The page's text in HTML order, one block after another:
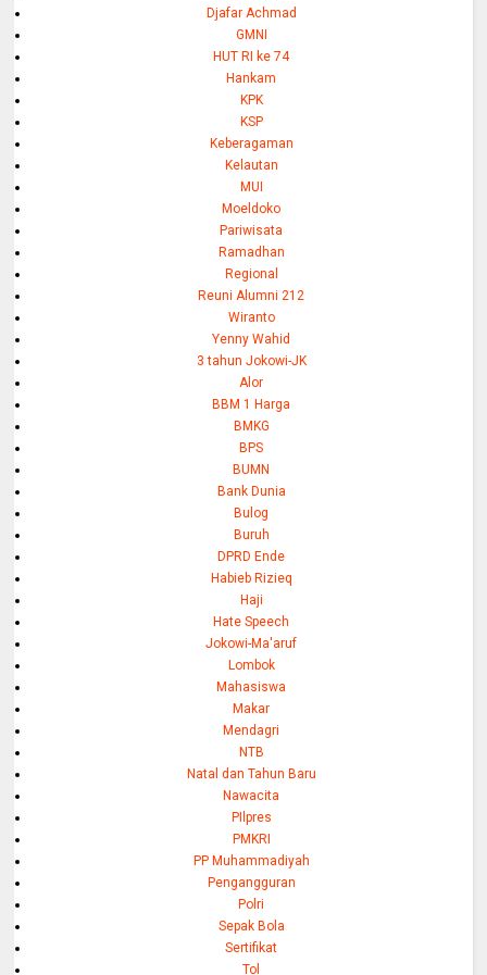
Djafar Achmad
GMNI
HUT RI ke 74
Hankam
KPK
KSP
Keberagaman
Kelautan
MUI
Moeldoko
Pariwisata
Ramadhan
Regional
Reuni Alumni 212
Wiranto
Yenny Wahid
3 tahun Jokowi-JK
Alor
BBM 1 Harga
BMKG
BPS
BUMN
Bank Dunia
Bulog
Buruh
DPRD Ende
Habieb Rizieq
Haji
Hate Speech
Jokowi-Ma'aruf
Lombok
Mahasiswa
Makar
Mendagri
NTB
Natal dan Tahun Baru
Nawacita
PIlpres
PMKRI
PP Muhammadiyah
Pengangguran
Polri
Sepak Bola
Sertifikat
Tol